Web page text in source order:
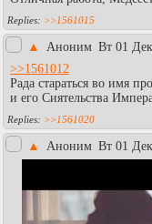
>>1561015
▲ Аноним Вт 01
>>1561012
Рада стараться во имя
и его Сиятельства
>>1561020
▲ Аноним Вт 01